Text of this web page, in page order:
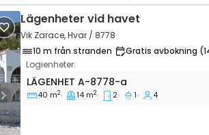
Next
Lägenheter vid havet
Vik Zarace, Hvar / 8778
10 m från stranden
Gratis avbokning
Logienheter:
Tvårumslägenhet Vik Zarace, Hvar
LÄGENHET A-8778-a
40 m2 14 m2 2 1 4